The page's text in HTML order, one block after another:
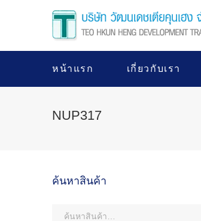
หน้าแรก เกี่ยวกับเรา
NUP317
ค้นหาสินค้า